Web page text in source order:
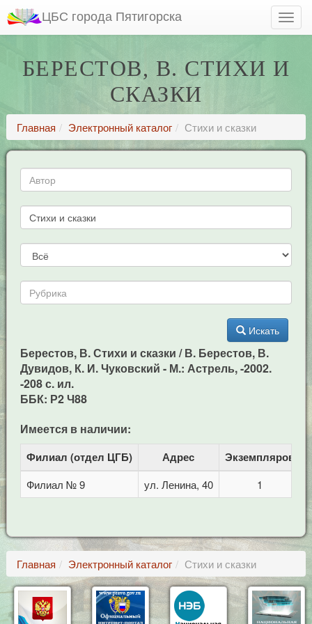
ЦБС города Пятигорска
БЕРЕСТОВ, В. СТИХИ И
СКАЗКИ
Главная Электронный каталог Стихи и сказки
Искать
Берестов, В. Стихи и сказки / В. Берестов, В.
Дувидов, К. И. Чуковский - М.: Астрель, -2002.
-208 с. ил.
ББК: Р2 Ч88
Имеется в наличии:
Филиал (отдел ЦГБ) Адрес Экземпляров
Филиал № 9 ул. Ленина, 40 1
Главная Электронный каталог Стихи и сказки